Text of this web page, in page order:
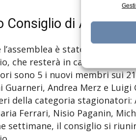
Consiglio di
l’assemblea è stato eletto il
che resterà in carica fino
sono 5 i nuovi membri sui
Guarneri, Andrea Merz e
della categoria stagionatori:
Ferrari, Nisio Paganin,
settimane, il consiglio si